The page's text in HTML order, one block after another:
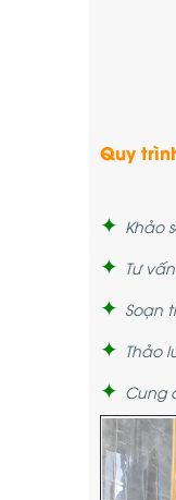
Quy
✦ Khảo
✦ Tư
✦ Soạn
✦ Thảo
✦ Cung